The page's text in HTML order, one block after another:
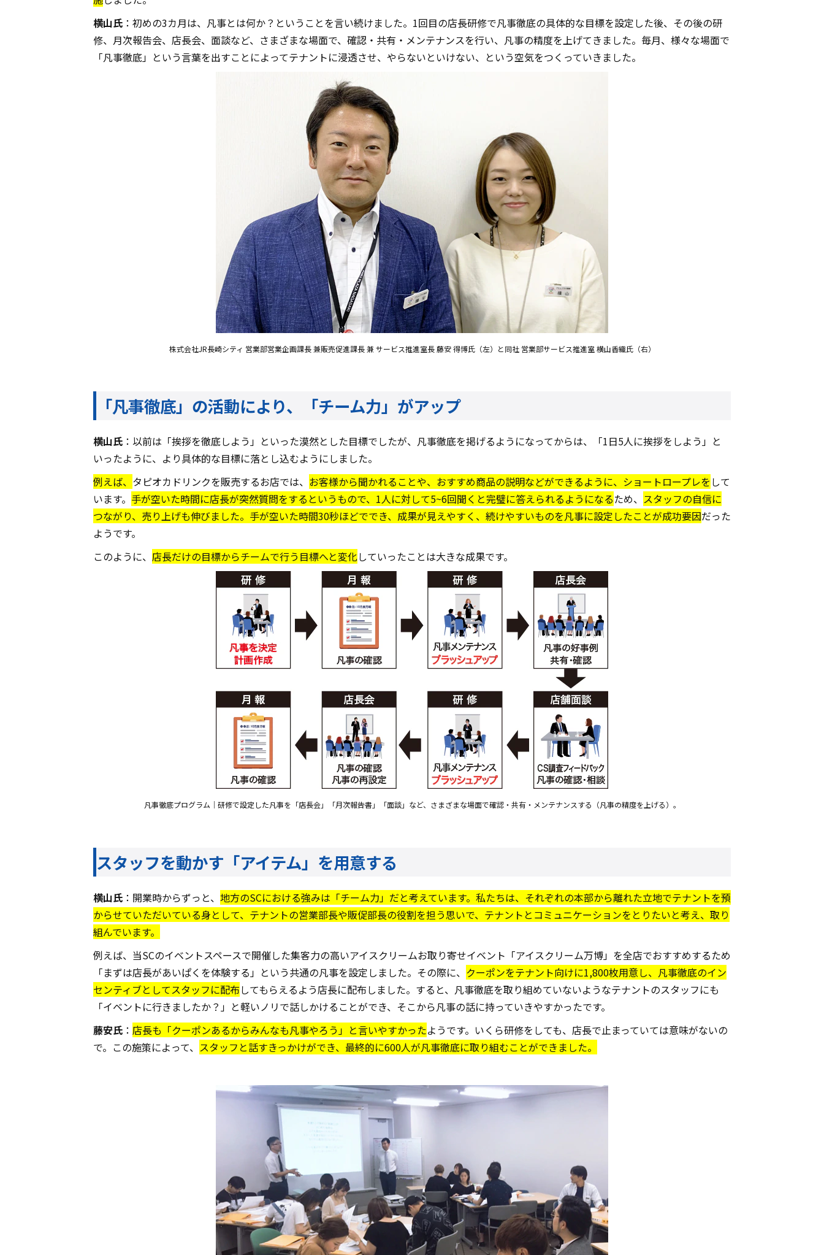
横山氏 ：初めの3カ月は、凡事とは何か？ということを言い続けました。1回目の店長研修で凡事徹底の具体的な目標を設定した後、その後の研
修、月次報告会、店長会、面談など、さまざまな場面で、確認・共有・メンテナンスを行い、凡事の精度を上げてきました。毎月、様々な場面で
「凡事徹底」という言葉を出すことによってテナントに浸透させ、やらないといけない、という空気をつくっていきました。
株式会社JR長崎シティ 営業部営業企画課長 兼販売促進課長 兼 サービス推進室長 藤安 得博氏（左）と同社 営業部サービス推進室 横山香織氏（右）
「凡事徹底」の活動により、「チーム力」がアップ
横山氏 ：以前は「挨拶を徹底しよう」といった漠然とした目標でしたが、凡事徹底を掲げるようになってからは、「1日5人に挨拶をしよう」と
いったように、より具体的な目標に落とし込むようにしました。
例えば、 タピオカドリンクを販売するお店では、 お客様から聞かれることや、おすすめ商品の説明などができるように、ショートロープレを して
います。 手が空いた時間に店長が突然質問をするというもので、1人に対して5~6回聞くと完璧に答えられるようになるため、 スタッフの自信に
つながり、売り上げも伸びました。手が空いた時間30秒ほどででき、成果が見えやすく、続けやすいものを凡事に設定したことが成功要因だった
ようです。
このように、 店長だけの目標からチームで行う目標へと変化していったことは大きな成果です。
凡事徹底プログラム｜研修で設定した凡事を「店長会」「月次報告書」「面談」など、さまざまな場面で確認・共有・メンテナンスする（凡事の精度を上げる）。
スタッフを動かす「アイテム」を用意する
横山氏 ：開業時からずっと、 地方のSCにおける強みは「チーム力」だと考えています。私たちは、それぞれの本部から離れた立地でテナントを預
からせていただいている身として、テナントの営業部長や販促部長の役割を担う思いで、テナントとコミュニケーションをとりたいと考え、取り
組んでいます。
例えば、当SCのイベントスペースで開催した集客力の高いアイスクリームお取り寄せイベント「アイスクリーム万博」を全店でおすすめするため
「まずは店長があいぱくを体験する」という共通の凡事を設定しました。その際に、 クーポンをテナント向けに1,800枚用意し、凡事徹底のイン
センティブとしてスタッフに配布してもらえるよう店長に配布しました。すると、凡事徹底を取り組めていないようなテナントのスタッフにも
「イベントに行きましたか？」と軽いノリで話しかけることができ、そこから凡事の話に持っていきやすかったです。
藤安氏 ： 店長も「クーポンあるからみんなも凡事やろう」と言いやすかったようです。いくら研修をしても、店長で止まっていては意味がないの
で。この施策によって、 スタッフと話すきっかけができ、最終的に600人が凡事徹底に取り組むことができました。